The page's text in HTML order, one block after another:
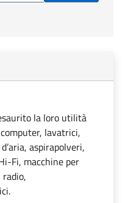
la loro utilità
lavatrici,
aspirapolveri,
Fi, macchine per